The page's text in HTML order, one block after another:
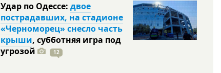
Удар по Одессе: двое
пострадавших, на стадионе
«Черноморец» снесло часть
крыши, субботняя игра под
угрозой
12